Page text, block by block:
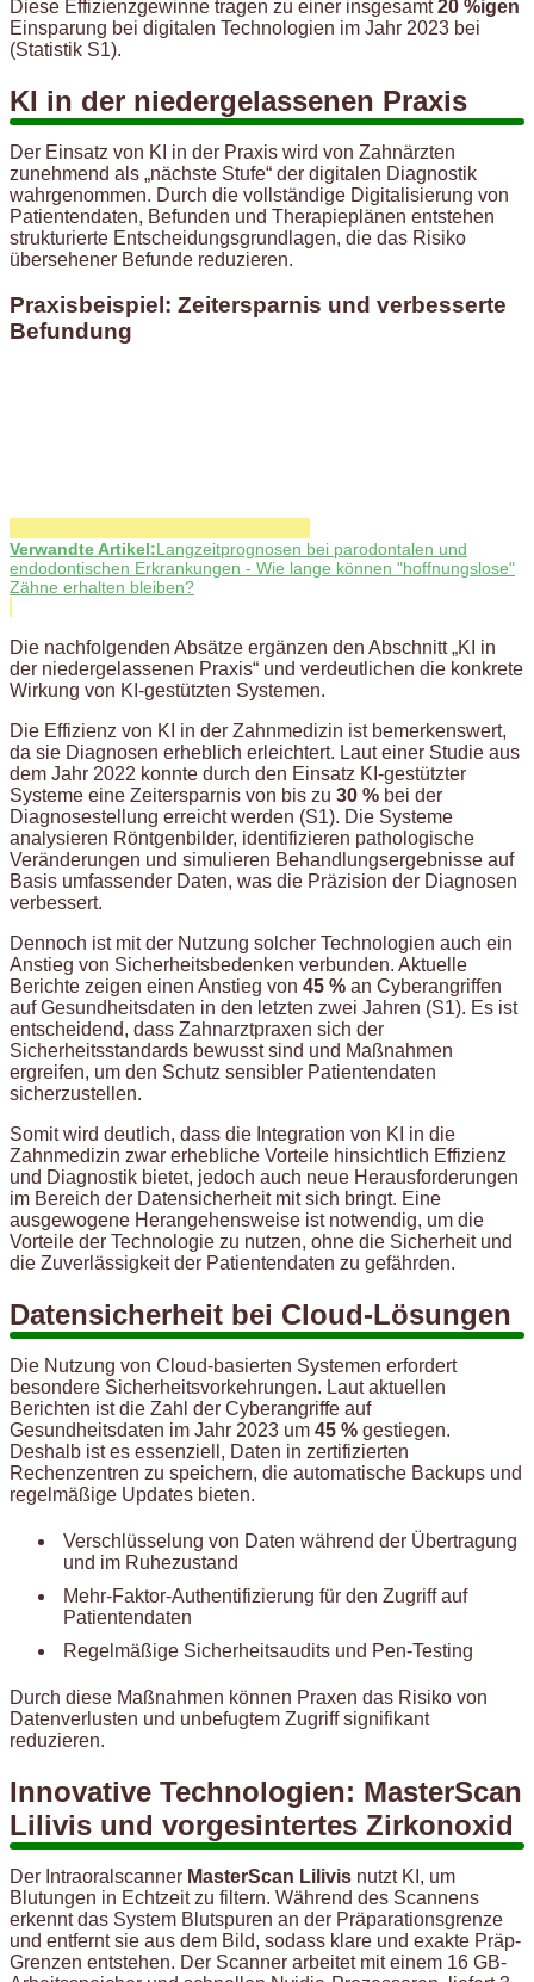
Diese Effizienzgewinne tragen zu einer insgesamt20 %igen
Einsparung bei digitalen Technologien im Jahr 2023 bei
(Statistik S1).
KI in der niedergelassenen Praxis
Der Einsatz von KI in der Praxis wird von Zahnärzten
zunehmend als „nächste Stufe“ der digitalen Diagnostik
wahrgenommen. Durch die vollständige Digitalisierung von
Patientendaten, Befunden und Therapieplänen entstehen
strukturierte Entscheidungsgrundlagen, die das Risiko
übersehener Befunde reduzieren.
Praxisbeispiel: Zeitersparnis und verbesserte
Befundung
Verwandte Artikel:Langzeitprognosen bei parodontalen und
endodontischen Erkrankungen - Wie lange können "hoffnungslose"
Zähne erhalten bleiben?
Die nachfolgenden Absätze ergänzen den Abschnitt „KI in
der niedergelassenen Praxis“ und verdeutlichen die konkrete
Wirkung von KI-gestützten Systemen.
Die Effizienz von KI in der Zahnmedizin ist bemerkenswert,
da sie Diagnosen erheblich erleichtert. Laut einer Studie aus
dem Jahr 2022 konnte durch den Einsatz KI-gestützter
Systeme eine Zeitersparnis von bis zu 30 % bei der
Diagnosestellung erreicht werden (S1). Die Systeme
analysieren Röntgenbilder, identifizieren pathologische
Veränderungen und simulieren Behandlungsergebnisse auf
Basis umfassender Daten, was die Präzision der Diagnosen
verbessert.
Dennoch ist mit der Nutzung solcher Technologien auch ein
Anstieg von Sicherheitsbedenken verbunden. Aktuelle
Berichte zeigen einen Anstieg von 45 % an Cyberangriffen
auf Gesundheitsdaten in den letzten zwei Jahren (S1). Es ist
entscheidend, dass Zahnarztpraxen sich der
Sicherheitsstandards bewusst sind und Maßnahmen
ergreifen, um den Schutz sensibler Patientendaten
sicherzustellen.
Somit wird deutlich, dass die Integration von KI in die
Zahnmedizin zwar erhebliche Vorteile hinsichtlich Effizienz
und Diagnostik bietet, jedoch auch neue Herausforderungen
im Bereich der Datensicherheit mit sich bringt. Eine
ausgewogene Herangehensweise ist notwendig, um die
Vorteile der Technologie zu nutzen, ohne die Sicherheit und
die Zuverlässigkeit der Patientendaten zu gefährden.
Datensicherheit bei Cloud-Lösungen
Die Nutzung von Cloud-basierten Systemen erfordert
besondere Sicherheitsvorkehrungen. Laut aktuellen
Berichten ist die Zahl der Cyberangriffe auf
Gesundheitsdaten im Jahr 2023 um 45 % gestiegen.
Deshalb ist es essenziell, Daten in zertifizierten
Rechenzentren zu speichern, die automatische Backups und
regelmäßige Updates bieten.
Verschlüsselung von Daten während der Übertragung
und im Ruhezustand
Mehr-Faktor-Authentifizierung für den Zugriff auf
Patientendaten
Regelmäßige Sicherheitsaudits und Pen-Testing
Durch diese Maßnahmen können Praxen das Risiko von
Datenverlusten und unbefugtem Zugriff signifikant
reduzieren.
Innovative Technologien: MasterScan
Lilivis und vorgesintertes Zirkonoxid
Der Intraoralscanner MasterScan Lilivis nutzt KI, um
Blutungen in Echtzeit zu filtern. Während des Scannens
erkennt das System Blutspuren an der Präparationsgrenze
und entfernt sie aus dem Bild, sodass klare und exakte Präp-
Grenzen entstehen. Der Scanner arbeitet mit einem 16 GB-